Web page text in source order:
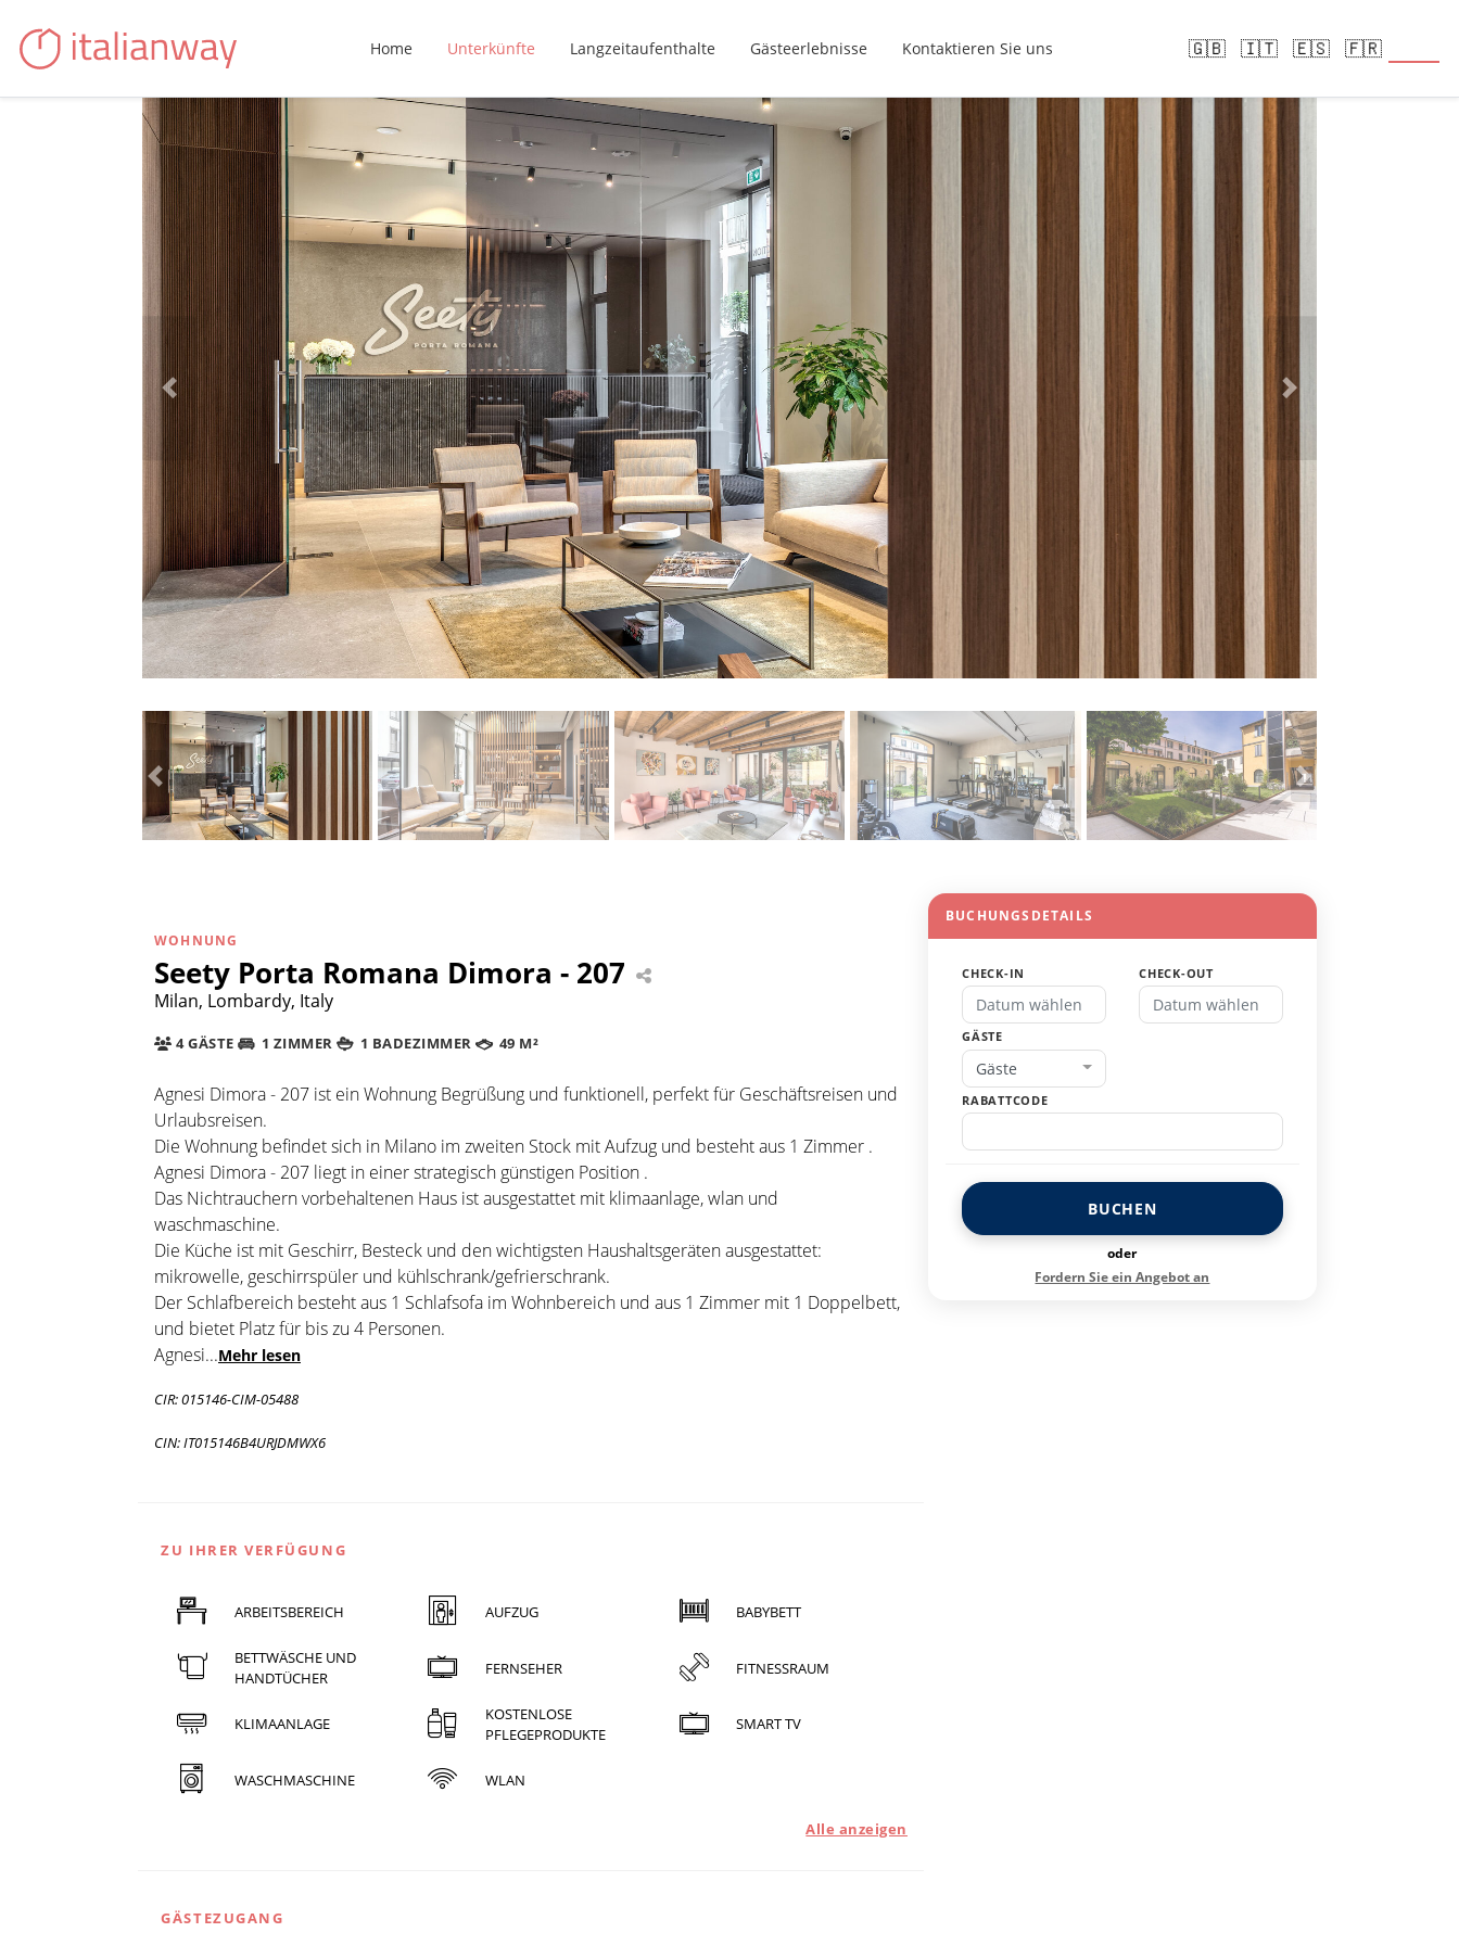
Home Unterkünfte Langzeitaufenthalte Gästeerlebnisse Kontaktieren Sie uns 🇬🇧 🇮🇹 🇪🇸 🇫🇷
WOHNUNG
Seety Porta Romana Dimora - 207
Milan, Lombardy, Italy
4 GÄSTE 1 ZIMMER 1 BADEZIMMER 49 M²
Agnesi Dimora - 207 ist ein Wohnung Begrüßung und funktionell, perfekt für Geschäftsreisen und
Urlaubsreisen.
Die Wohnung befindet sich in Milano im zweiten Stock mit Aufzug und besteht aus 1 Zimmer .
Agnesi Dimora - 207 liegt in einer strategisch günstigen Position .
Das Nichtrauchern vorbehaltenen Haus ist ausgestattet mit klimaanlage, wlan und
waschmaschine.
Die Küche ist mit Geschirr, Besteck und den wichtigsten Haushaltsgeräten ausgestattet:
mikrowelle, geschirrspüler und kühlschrank/gefrierschrank.
Der Schlafbereich besteht aus 1 Schlafsofa im Wohnbereich und aus 1 Zimmer mit 1 Doppelbett,
und bietet Platz für bis zu 4 Personen.
Agnesi...Mehr lesen
CIR: 015146-CIM-05488
CIN: IT015146B4URJDMWX6
ZU IHRER VERFÜGUNG
ARBEITSBEREICH AUFZUG BABYBETT
BETTWÄSCHE UND
HANDTÜCHER
FERNSEHER FITNESSRAUM
KLIMAANLAGE
KOSTENLOSE
PFLEGEPRODUKTE
SMART TV
WASCHMASCHINE WLAN
Alle anzeigen
GÄSTEZUGANG
BUCHUNGSDETAILS
CHECK-IN CHECK-OUT
GÄSTE
Gäste
RABATTCODE
BUCHEN
oder
Fordern Sie ein Angebot an